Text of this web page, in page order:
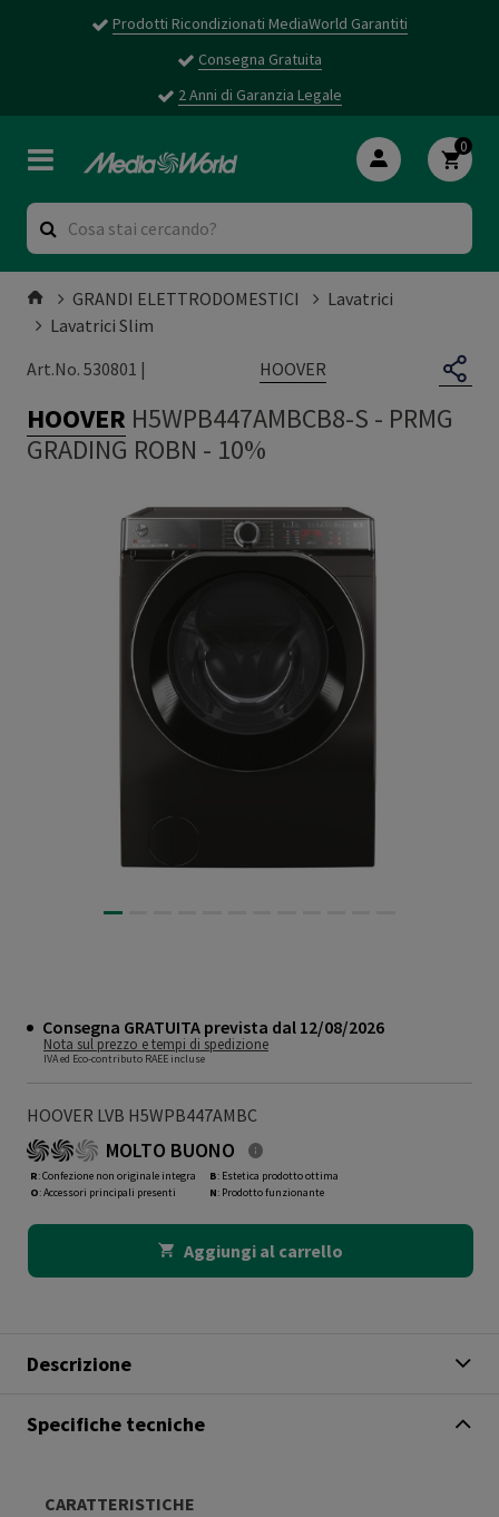
Prodotti Ricondizionati MediaWorld Garantiti
Consegna Gratuita
2 Anni di Garanzia Legale
0
GRANDI ELETTRODOMESTICI
Lavatrici
Lavatrici Slim
Art.No. 530801 |
HOOVER
HOOVER H5WPB447AMBCB8-S - PRMG
GRADING ROBN - 10%
Consegna GRATUITA prevista dal 12/08/2026
Nota sul prezzo e tempi di spedizione
IVA ed Eco-contributo RAEE incluse
HOOVER LVB H5WPB447AMBC
MOLTO BUONO
R: Confezione non originale integra
O: Accessori principali presenti
B: Estetica prodotto ottima
N: Prodotto funzionante
Aggiungi al carrello
Descrizione
Specifiche tecniche
CARATTERISTICHE